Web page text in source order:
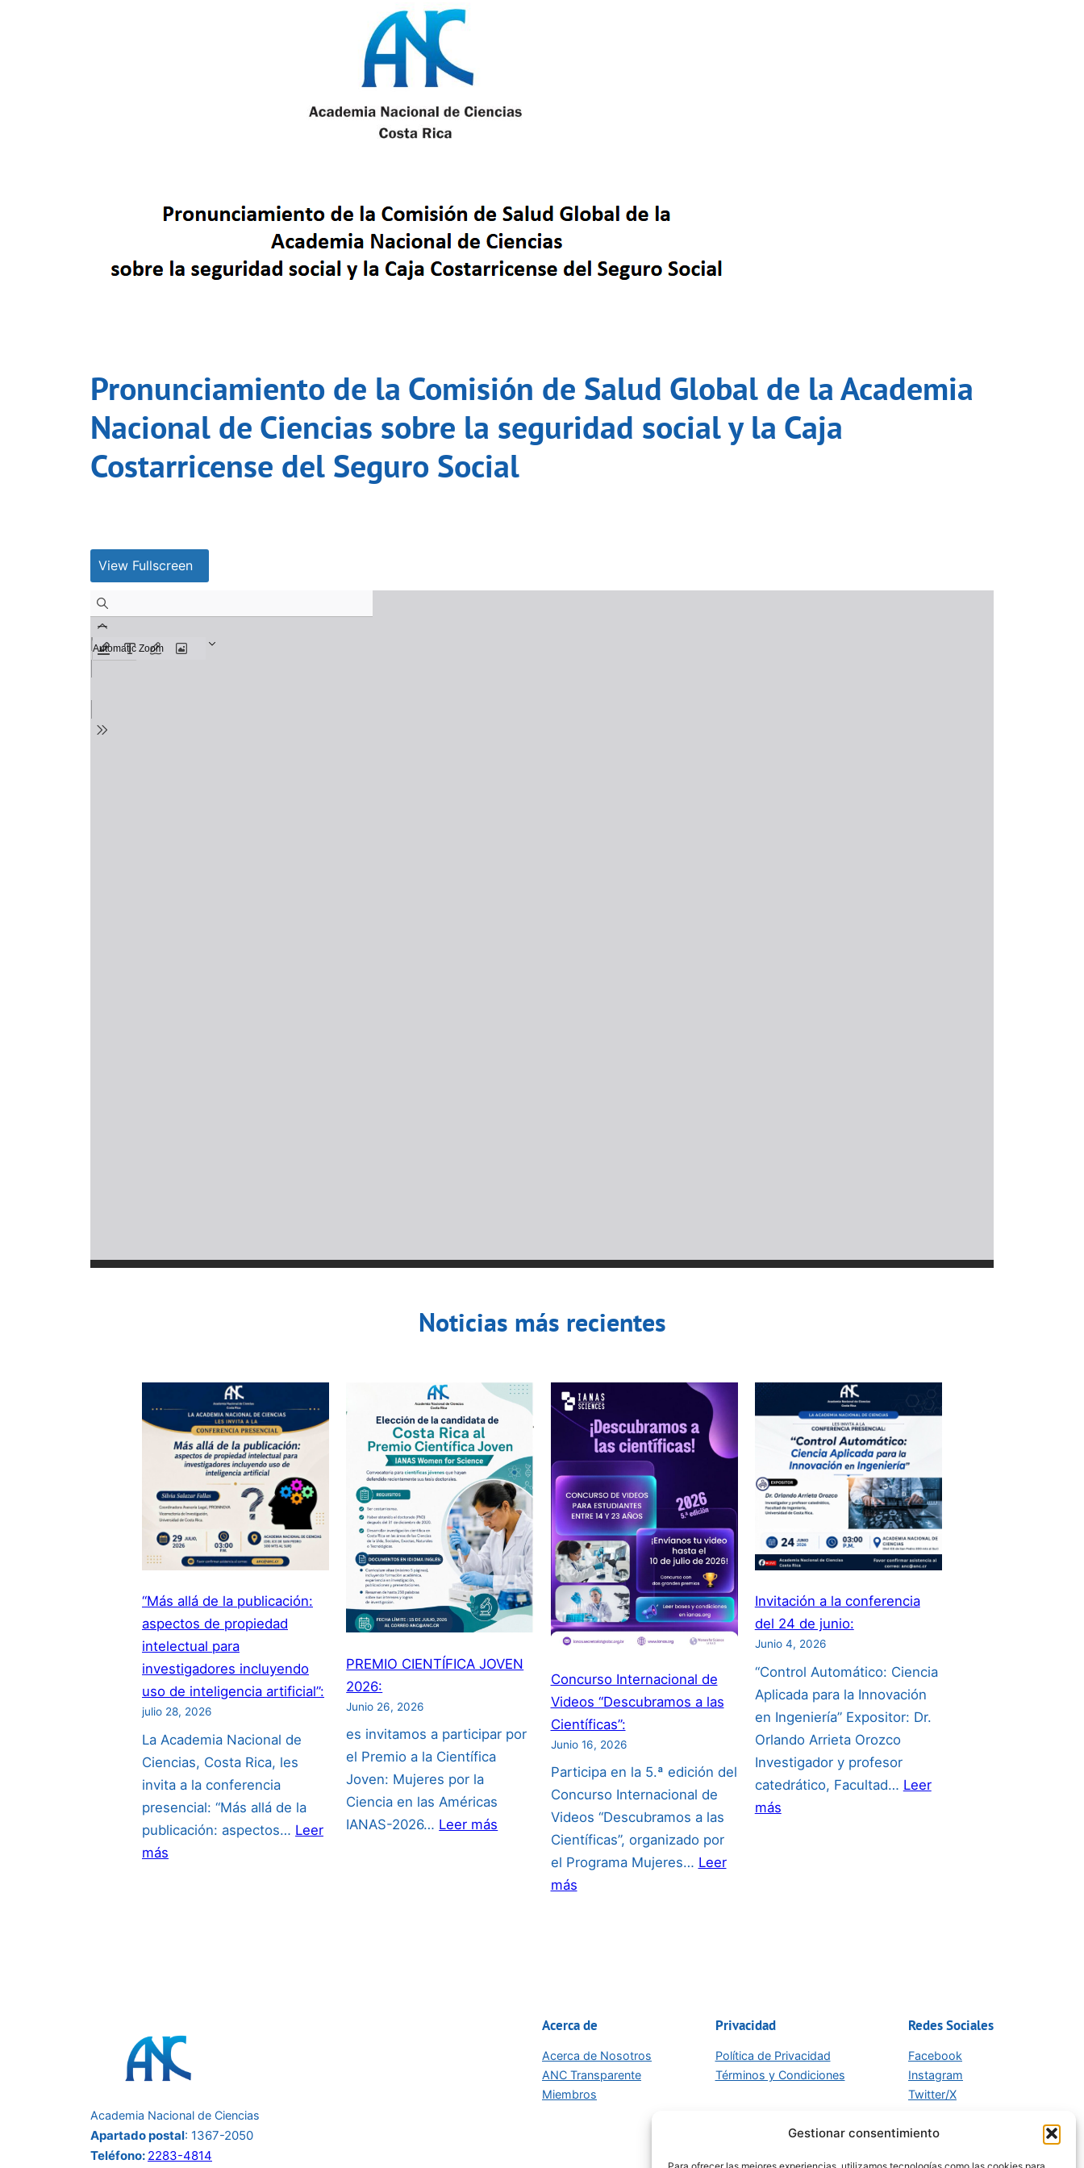
Gestionar consentimiento
Pronunciamiento de la Comisión de Salud Global de la Academia
Nacional de Ciencias sobre la seguridad social y la Caja
Costarricense del Seguro Social
View Fullscreen
Noticias más recientes
“Más allá de la publicación:
aspectos de propiedad
intelectual para
investigadores incluyendo
uso de inteligencia artificial”:
julio 28, 2026
La Academia Nacional de
Ciencias, Costa Rica, les
invita a la conferencia
presencial: “Más allá de la
publicación: aspectos… Leer
más
propiedad
intelectual
para
incluyendo
uso
PREMIO CIENTÍFICA JOVEN
2026:
Junio 26, 2026
es invitamos a participar por
el Premio a la Científica
Joven: Mujeres por la
Ciencia en las Américas
IANAS-2026… Leer más
CIENTÍFICA
Concurso Internacional de
Videos “Descubramos a las
Científicas”:
Junio 16, 2026
Participa en la 5.ª edición del
Concurso Internacional de
Videos “Descubramos a las
Científicas”, organizado por
el Programa Mujeres… Leer
más:
a
Científicas”:
Invitación a la conferencia
del 24 de junio:
Junio 4, 2026
“Control Automático: Ciencia
Aplicada para la Innovación
en Ingeniería” Expositor: Dr.
Orlando Arrieta Orozco
Investigador y profesor
catedrático, Facultad… Leer
más:
Academia Nacional de Ciencias
Apartado postal: 1367-2050
Teléfono: 2283-4814
Acerca de
Acerca de Nosotros
ANC Transparente
Miembros
Privacidad
Política de Privacidad
Términos y Condiciones
Redes Sociales
Facebook
Instagram
Twitter/X